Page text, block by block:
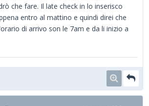
che fare. Il late check in lo inserisco
entro al mattino e quindi direi che
di arrivo son le 7am e da li inizio a